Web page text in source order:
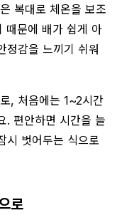
복대로 체온을 보조
때문에 배가 쉽게 아
정감을 느끼기 쉬워
, 처음에는 1~2시간
. 편안하면 시간을 늘
시 벗어두는 식으로
로